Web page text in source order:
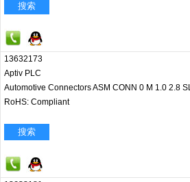
搜索
13632173
Aptiv PLC
Automotive Connectors ASM CONN 0 M 1.0 2.8
RoHS: Compliant
搜索